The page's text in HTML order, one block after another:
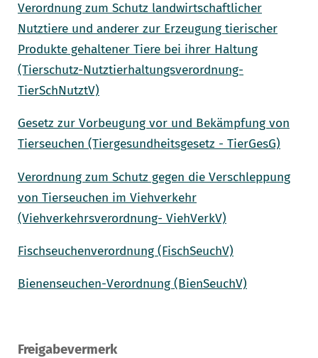
Verordnung zum Schutz landwirtschaftlicher
Nutztiere und anderer zur Erzeugung tierischer
Produkte gehaltener Tiere bei ihrer Haltung
(Tierschutz-Nutztierhaltungsverordnung-
TierSchNutztV)
Gesetz zur Vorbeugung vor und Bekämpfung von
Tierseuchen (Tiergesundheitsgesetz - TierGesG)
Verordnung zum Schutz gegen die Verschleppung
von Tierseuchen im Viehverkehr
(Viehverkehrsverordnung- ViehVerkV)
Fischseuchenverordnung (FischSeuchV)
Bienenseuchen-Verordnung (BienSeuchV)
Freigabevermerk